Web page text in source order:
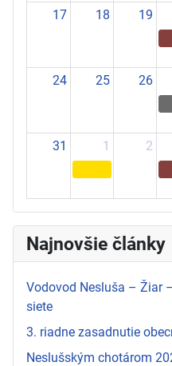
17 18 19
24 25 26
31 1 2
Najnovšie články
Vodovod Nesluša – Žiar
siete
3. riadne zasadnutie
Neslušským chotárom